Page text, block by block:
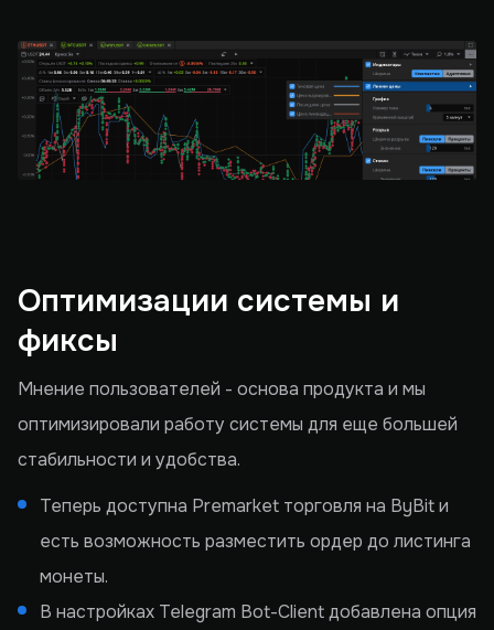
Оптимизации системы и
фиксы
Мнение пользователей - основа продукта и мы
оптимизировали работу системы для еще большей
стабильности и удобства.
Теперь доступна Premarket торговля на ByBit и
есть возможность разместить ордер до листинга
монеты.
В настройках Telegram Bot-Client добавлена опция